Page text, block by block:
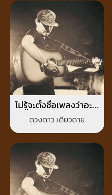
ไม่รู้จะตั้งชื่อเพลงว่าอะไร
ช่วยตั้งให้ทีนะ
ดวงดาว เดียวดาย